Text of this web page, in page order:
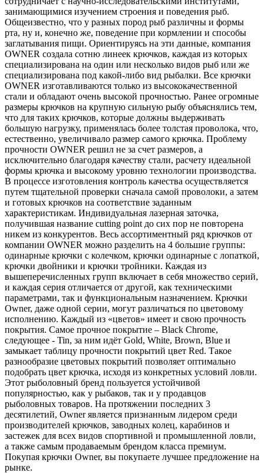
занимающимися изучением строения и поведения рыб.
Общеизвестно, что у разных пород рыб различны и формы
рта, ну и, конечно же, поведение при кормлении и способы
заглатывания пищи. Ориентируясь на эти данные, компания
OWNER создала сотню линеек крючков, каждая из которых
специализирована на один или несколько видов рыб или же
специализирована под какой-либо вид рыбалки. Все крючки
OWNER изготавливаются только из высококачественной
стали и обладают очень высокой прочностью. Ранее огромные
размеры крючков на крупную сильную рыбу объяснялись тем,
что для таких крючков, которые должны выдерживать
большую нагрузку, применялась более толстая проволока, что,
естественно, увеличивало размер самого крючка. Проблему
прочности OWNER решил не за счет размеров, а
исключительно благодаря качеству стали, расчету идеальной
формы крючка и высокому уровню технологии производства.
В процессе изготовления контроль качества осуществляется
путем тщательной проверки сначала самой проволоки, а затем
и готовых крючков на соответствие заданным
характеристикам. Индивидуальная лазерная заточка,
получившая название cutting point до сих пор не повторена
никем из конкурентов. Весь ассортиментный ряд крючков от
компании OWNER можно разделить на 4 большие группы:
одинарные крючки с колечком, крючки одинарные с лопаткой,
крючки двойники и крючки тройники. Каждая из
вышеперечисленных групп включает в себя множество серий,
и каждая серия отличается от другой, как техническими
параметрами, так и функциональным назначением. Крючки
Owner, даже одной серии, могут различаться по цветовому
исполнению. Каждый из «цветов» имеет и свою прочность
покрытия. Самое прочное покрытие – Black Chrome,
следующее - Tin, за ним идёт Gold, White, Brown, Blue и
замыкает таблицу прочности покрытий цвет Red. Такое
разнообразие цветовых покрытий позволяет оптимально
подобрать цвет крючка, исходя из конкретных условий ловли.
Этот рыболовный бренд пользуется устойчивой
популярностью, как у рыбаков, так и у продавцов
рыболовных товаров. На протяжении последних 3
десятилетий, Owner является признанным лидером среди
производителей крючков, заводных колец, карабинов и
застежек для всех видов спортивной и промышленной ловли,
а также самым продаваемым брендом класса премиум.
Покупая крючки Owner, вы покупаете лучшее предложение на
рынке.